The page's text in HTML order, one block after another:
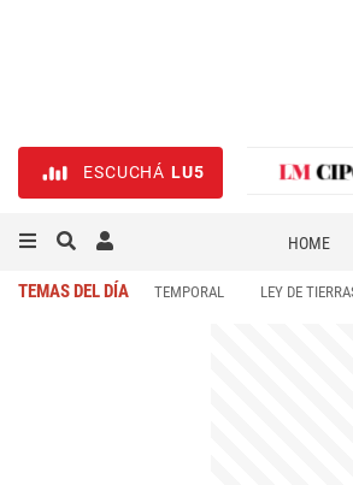
ESCUCHÁ LU5
HOME
TEMAS DEL DÍA TEMPORAL LEY DE